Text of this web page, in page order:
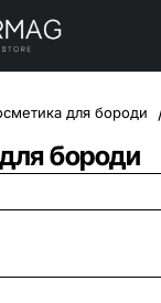
бороди
для бороди